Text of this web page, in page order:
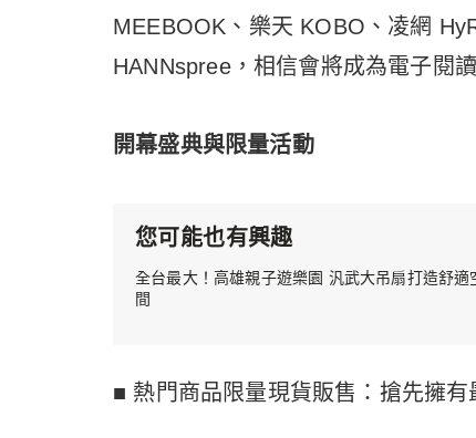
MEEBOOK、樂天 KOBO、凌網
HANNspree，相信會將成為電子閱
開幕盛典與限量活動
您可能也有興趣
全台最大！高雄親子遊樂園 汎武大吊扇打造舒適
間
■ 熱門商品限量現貨販售：搶先擁有